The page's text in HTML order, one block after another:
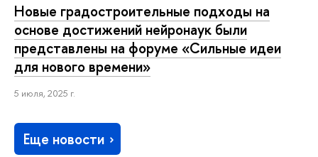
Новые градостроительные подходы на
основе достижений нейронаук были
представлены на форуме «Сильные идеи
для нового времени»
5 июля, 2025 г.
Еще новости